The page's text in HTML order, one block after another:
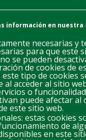
M M J
28 29 30
3 4 5 6
información en nuestra
necesarias y
para que este
se pueden
de cookies de
tipo de cookies
acceder al sitio
o
puede afectar al
este sitio web.
estas cookies
de
en este